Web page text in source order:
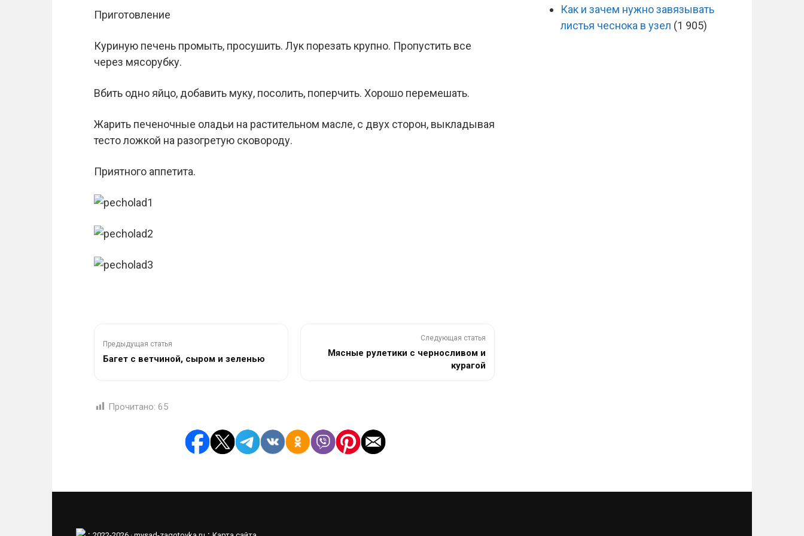
Приготовление
Куриную печень промыть, просушить. Лук порезать крупно. Пропустить все
через мясорубку.
Вбить одно яйцо, добавить муку, посолить, поперчить. Хорошо перемешать.
Жарить печеночные оладьи на растительном масле, с двух сторон, выкладывая
тесто ложкой на разогретую сковороду.
Приятного аппетита.
Предыдущая статья
Багет с ветчиной, сыром и зеленью
Следующая статья
Мясные рулетики с черносливом и
курагой
Прочитано: 65
Как и зачем нужно завязывать
листья чеснока в узел (1 905)